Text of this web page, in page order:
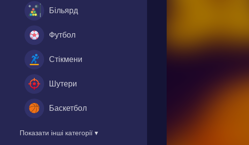
Більярд
Футбол
Стікмени
Шутери
Баскетбол
Показати інші категорії ▾